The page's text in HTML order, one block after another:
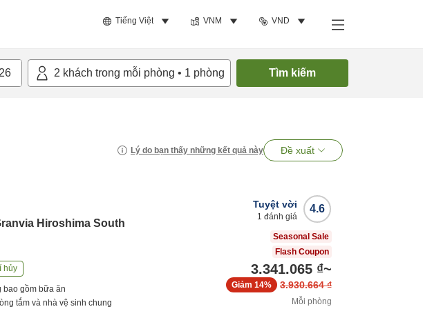
Tiếng Việt VNM VND
2 khách trong mỗi phòng • 1 phòng Tìm kiếm
Lý do bạn thấy những kết quả này Đề xuất
Hiroshima South
hủy
bao gồm bữa ăn
tắm và nhà vệ sinh chung
4.6
Tuyệt vời
1 đánh giá
Seasonal Sale
Flash Coupon
3.341.065 ₫~
3.930.664 ₫
Giảm 14%
Mỗi phòng